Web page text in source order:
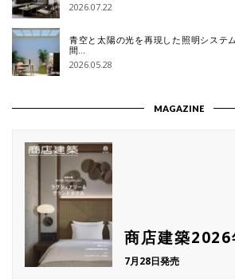
2026.07.22
青空と太陽の光を再現した照明システ
間…
2026.05.28
MAGAZINE
商店建築
7月28日発売